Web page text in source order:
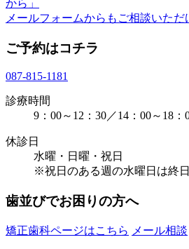
メールフォームからもご相談いただ
ご予約はコチラ
087-815-1181
診療時間
9：00～12：30／14：00～18：
休診日
水曜・日曜・祝日
※祝日のある週の水曜日は終
歯並びでお困りの方へ
矯正歯科ページはこちら メール相談